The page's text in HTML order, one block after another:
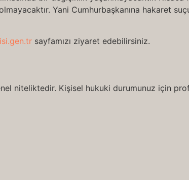
Yani Cumhurbaşkanına hakaret
sayfamızı ziyaret edebilirsiniz.
niteliktedir. Kişisel hukuki durumunuz için